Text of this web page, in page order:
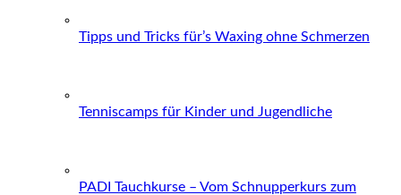
Tipps und Tricks für’s Waxing ohne Schmerzen
Tenniscamps für Kinder und Jugendliche
PADI Tauchkurse – Vom Schnupperkurs zum